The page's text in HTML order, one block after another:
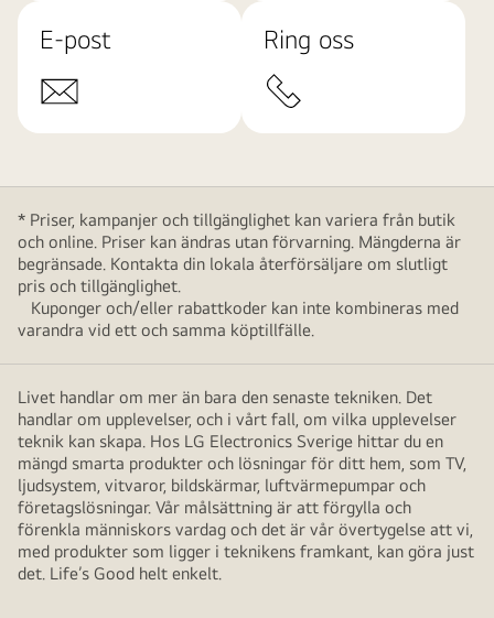
E-post Ring oss
* Priser, kampanjer och tillgänglighet kan variera från butik
och online. Priser kan ändras utan förvarning. Mängderna är
begränsade. Kontakta din lokala återförsäljare om slutligt
pris och tillgänglighet.
Kuponger och/eller rabattkoder kan inte kombineras med
varandra vid ett och samma köptillfälle.
Livet handlar om mer än bara den senaste tekniken. Det
handlar om upplevelser, och i vårt fall, om vilka upplevelser
teknik kan skapa. Hos LG Electronics Sverige hittar du en
mängd smarta produkter och lösningar för ditt hem, som TV,
ljudsystem, vitvaror, bildskärmar, luftvärmepumpar och
företagslösningar. Vår målsättning är att förgylla och
förenkla människors vardag och det är vår övertygelse att vi,
med produkter som ligger i teknikens framkant, kan göra just
det. Life’s Good helt enkelt.